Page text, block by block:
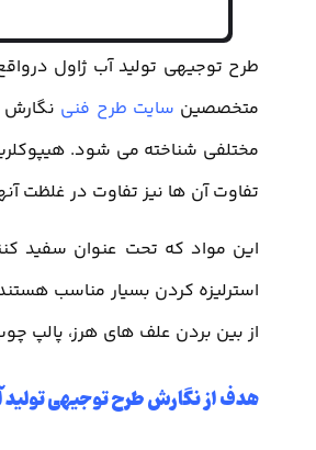
طرح توجیهی تولید آب ژاول
متخصصین سایت طرح فنی
مختلفی شناخته می شود.
تفاوت آن ها نیز تفاوت در غلظت
این مواد که تحت عنوان سفید
استرلیزه کردن بسیار مناسب
از بین بردن علف های هرز، پالپ
هدف از نگارش طرح توجیهی